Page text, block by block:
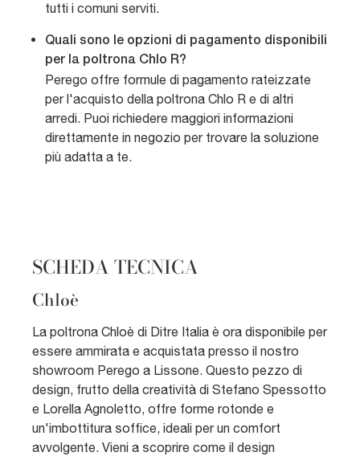
tutti i comuni serviti.
Quali sono le opzioni di pagamento disponibili
per la poltrona Chlo R?
Perego offre formule di pagamento rateizzate
per l'acquisto della poltrona Chlo R e di altri
arredi. Puoi richiedere maggiori informazioni
direttamente in negozio per trovare la soluzione
più adatta a te.
SCHEDA TECNICA
Chloè
La poltrona Chloè di Ditre Italia è ora disponibile per
essere ammirata e acquistata presso il nostro
showroom Perego a Lissone. Questo pezzo di
design, frutto della creatività di Stefano Spessotto
e Lorella Agnoletto, offre forme rotonde e
un'imbottitura soffice, ideali per un comfort
avvolgente. Vieni a scoprire come il design